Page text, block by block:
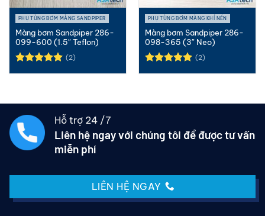
PHỤ TÙNG BƠM MÀNG SANDPIPER
Màng bơm Sandpiper 286-
099-600 (1.5″ Teflon)
(2)
PHỤ TÙNG BƠM MÀNG KHÍ NÉN
Màng bơm Sandpiper 286-
098-365 (3″ Neo)
(2)
Hỗ trợ 24 /7
Liên hệ ngay với chúng tôi để được tư vấn
miễn phí
LIÊN HỆ NGAY